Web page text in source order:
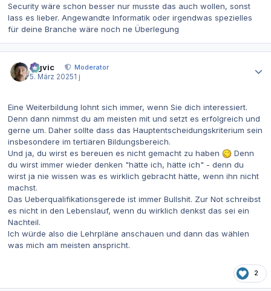
Security wäre schon besser nur musste das auch wollen, sonst
lass es lieber. Angewandte Informatik oder irgendwas spezielles
für deine Branche wäre noch ne Überlegung
bigvic
Moderator
5. März 20251 j
Eine Weiterbildung lohnt sich immer, wenn Sie dich interessiert.
Denn dann nimmst du am meisten mit und setzt es erfolgreich und
gerne um. Daher sollte dass das Hauptentscheidungskriterium sein
insbesondere im tertiären Bildungsbereich.
Und ja, du wirst es bereuen es nicht gemacht zu haben
Denn
du wirst immer wieder denken "hätte ich, hätte ich" - denn du
wirst ja nie wissen was es wirklich gebracht hätte, wenn ihn nicht
machst.
Das Ueberqualifikationsgerede ist immer Bullshit. Zur Not schreibst
es nicht in den Lebenslauf, wenn du wirklich denkst das sei ein
Nachteil.
Ich würde also die Lehrpläne anschauen und dann das wählen
was mich am meisten anspricht.
2